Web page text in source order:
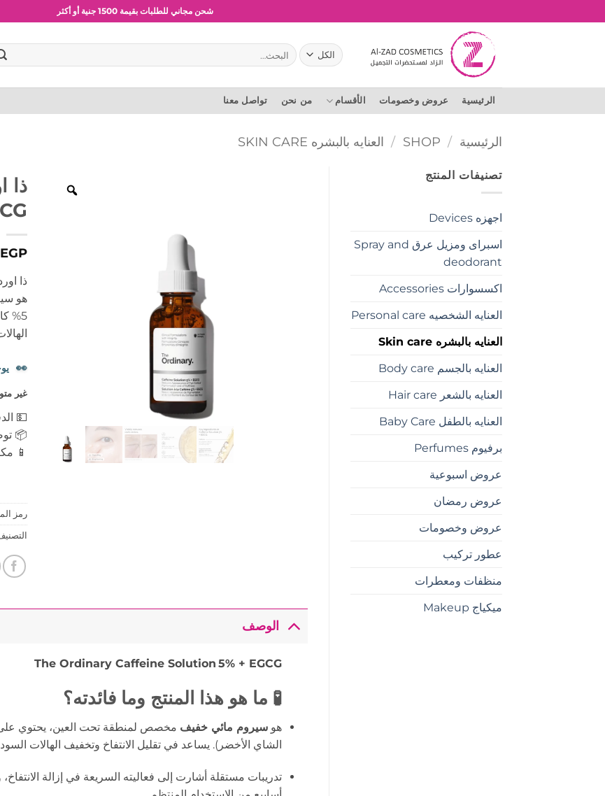
للمحتوى
شحن مجاني للطلبات بقيمة 1500 جنية أو أكثر
البحث
عن:
الرئيسية عروض وخصومات الأقسام من نحن تواصل معنا
الرئيسية /
SHOP
/ العنايه بالبشره SKIN CARE
تصنيفات المنتج
اجهزه Devices
اسبراى ومزيل عرق Spray and
deodorant
اكسسوارات Accessories
العنايه الشخصيه Personal care
العنايه بالبشره Skin care
العنايه بالجسم Body care
العنايه بالشعر Hair care
العنايه بالطفل Baby Care
برفيوم Perfumes
عروض اسبوعية
عروض رمضان
عروض وخصومات
عطور تركيب
منظفات ومعطرات
ميكياج Makeup
EGP
هو
👀 يوجد 6 شخصًا
غير
💵
📦
📱
رمز
الوصف
The Ordinary Caffeine Solution 5% + EGCG
🧪 ما هو هذا المنتج وما فائدته؟
هوسيروم مائي خفيف مخصص لمنطقة تحت العين، يحتوي
الشاي الأخضر). يساعد في تقليل الانتفاخ وتخفيف الهالات
تدريبات مستقلة أشارت إلى فعاليته السريعة في إزالة